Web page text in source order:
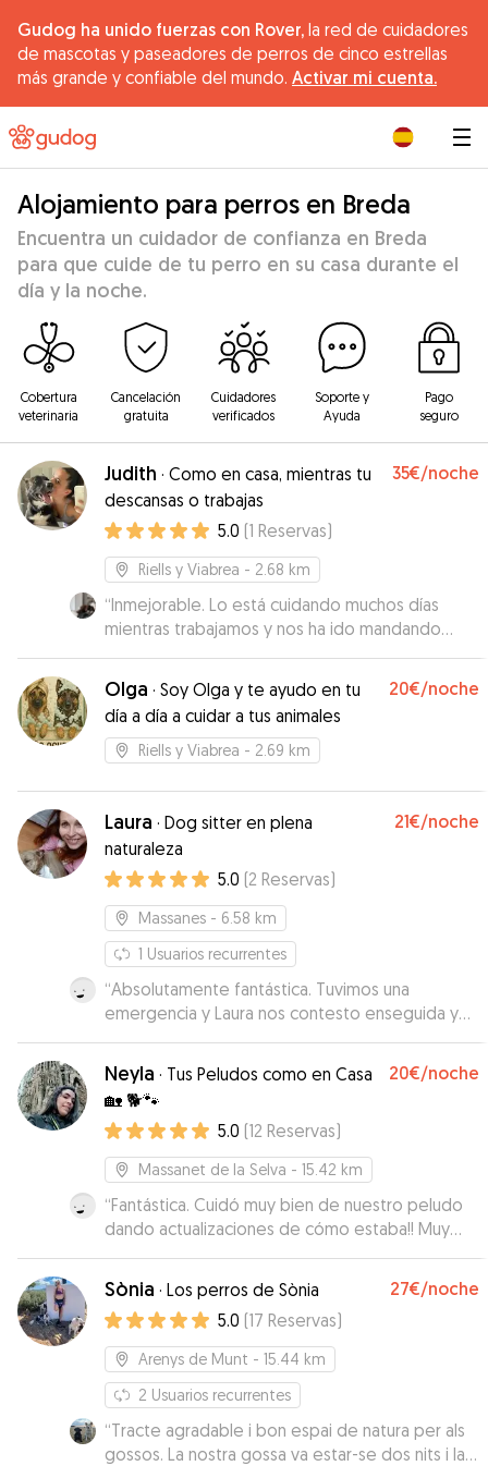
Gudog ha unido fuerzas con Rover, la red de cuidadores
de mascotas y paseadores de perros de cinco estrellas
más grande y confiable del mundo. Activar mi cuenta.
Alojamiento para perros en Breda
Encuentra un cuidador de confianza en Breda
para que cuide de tu perro en su casa durante el
día y la noche.
Cobertura
veterinaria
Cancelación
gratuita
Cuidadores
verificados
Soporte y
Ayuda
Pago
seguro
Judith · Como en casa, mientras tu
descansas o trabajas
35€/noche
5.0 (1 Reservas)
Riells y Viabrea - 2.68 km
“Inmejorable. Lo está cuidando muchos días
mientras trabajamos y nos ha ido mandando
fotos y videos. Su perra es un amor y para lo
complicado que es el nuestro se han adaptado
súper bien. Freya no tiene ningún problema con
otros perros y Judith es super atenta. Incluso se
hizo daño jugando por qué es un bruto y lo llevó
Contaremos con ella siempre que tengamos
que dejar solo a Dako.”
Olga · Soy Olga y te ayudo en tu
día a día a cuidar a tus animales
20€/noche
Riells y Viabrea - 2.69 km
Laura · Dog sitter en plena
naturaleza
21€/noche
5.0 (2 Reservas)
Massanes - 6.58 km
1 Usuarios recurrentes
“Absolutamente fantástica. Tuvimos una
emergencia y Laura nos contesto enseguida y
recibió a Nevat el mismo día sin problema.
Nevat, como no, dos días fantásticos en
compañía de Kiara 🐶 y Laura con sus paseos
diarios por el bosque. Laura es una persona que
realmente ama a los animales y sabe lo que es
que tu perro sea uno más de la familia.
Neyla · Tus Peludos como en Casa
🏡 🐕🐾
20€/noche
5.0 (12 Reservas)
Massanet de la Selva - 15.42 km
“Fantástica. Cuidó muy bien de nuestro peludo
dando actualizaciones de cómo estaba!! Muy
simpática.”
Sònia · Los perros de Sònia 27€/noche
5.0 (17 Reservas)
Arenys de Munt - 15.44 km
2 Usuarios recurrentes
“Tracte agradable i bon espai de natura per als
gossos. La nostra gossa va estar-se dos nits i la